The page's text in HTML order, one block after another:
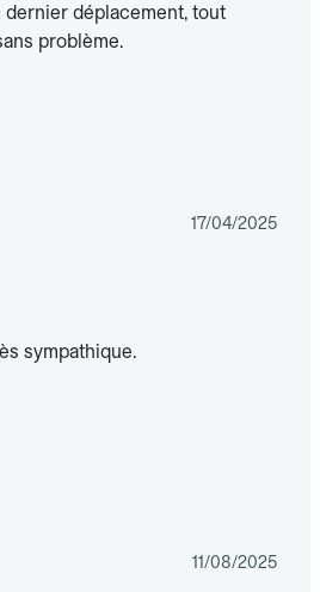
dernier déplacement, tout
problème.
17/04/2025
sympathique.
11/08/2025